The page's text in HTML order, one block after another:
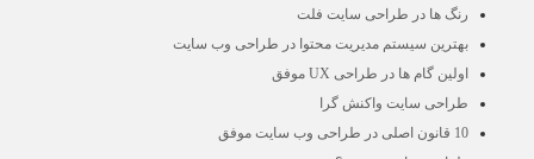
رنگ ها در طراحی سایت فلت
بهترین سیستم مدیریت محتوا در طراحی وب سایت
اولین گام ها در طراحی UX موفق
طراحی سایت واکنش گرا
10 قانون اصلی در طراحی وب سایت موفق